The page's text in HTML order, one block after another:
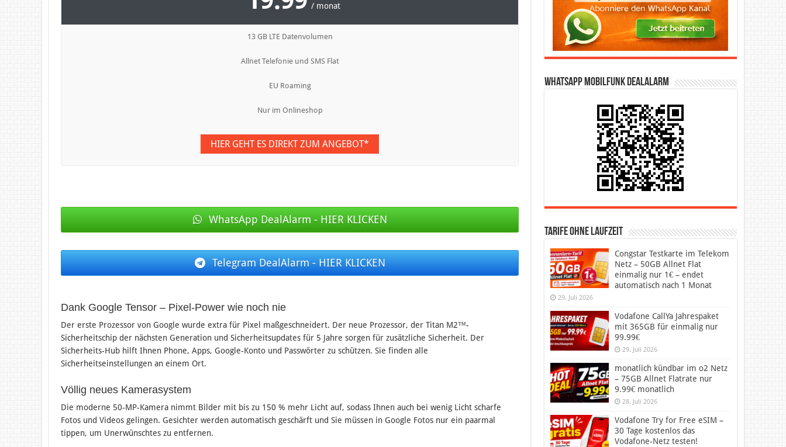
/ monat
13 GB LTE Datenvolumen
Allnet Telefonie und SMS Flat
EU Roaming
Nur im Onlineshop
HIER GEHT ES DIREKT ZUM ANGEBOT*
WhatsApp DealAlarm - HIER KLICKEN
Telegram DealAlarm - HIER KLICKEN
Dank Google Tensor – Pixel-Power wie noch nie
Der erste Prozessor von Google wurde extra für Pixel maßgeschneidert. Der neue Prozessor, der Titan M2™-
Sicherheitschip der nächsten Generation und Sicherheitsupdates für 5 Jahre sorgen für zusätzliche Sicherheit. Der
Sicherheits-Hub hilft Ihnen Phone, Apps, Google-Konto und Passwörter zu schützen. Sie finden alle
Sicherheitseinstellungen an einem Ort.
Völlig neues Kamerasystem
Die moderne 50-MP-Kamera nimmt Bilder mit bis zu 150 % mehr Licht auf, sodass Ihnen auch bei wenig Licht scharfe
Fotos und Videos gelingen. Gesichter werden automatisch geschärft und Sie müssen in Google Fotos nur ein paarmal
tippen, um Unerwünschtes zu entfernen.
WhatsApp Mobilfunk DealAlarm
Tarife ohne Laufzeit
Congstar Testkarte im Telekom
Netz – 50GB Allnet Flat
einmalig nur 1€ – endet
automatisch nach 1 Monat
29. Juli 2026
Vodafone CallYa Jahrespaket
mit 365GB für einmalig nur
99.99€
29. Juli 2026
monatlich kündbar im o2 Netz
– 75GB Allnet Flatrate nur
9.99€ monatlich
28. Juli 2026
Vodafone Try for Free eSIM –
30 Tage kostenlos das
Vodafone-Netz testen!